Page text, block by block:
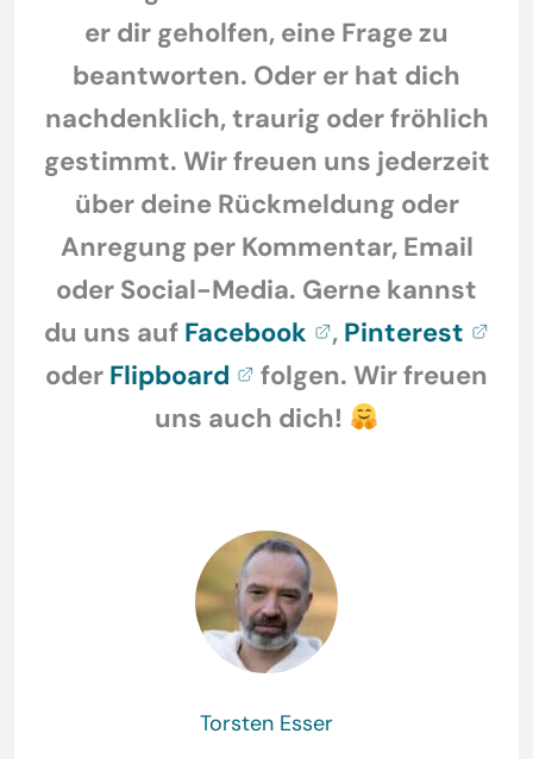
er dir geholfen, eine Frage zu
beantworten. Oder er hat dich
nachdenklich, traurig oder fröhlich
gestimmt. Wir freuen uns jederzeit
über deine Rückmeldung oder
Anregung per Kommentar, Email
oder Social-Media. Gerne kannst
du uns auf Facebook , Pinterest
oder Flipboard
folgen. Wir freuen
uns auch dich!
Torsten Esser